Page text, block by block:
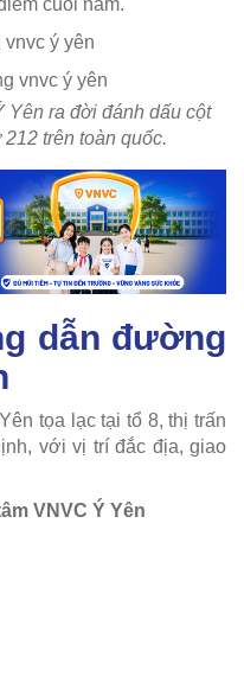
Yên ra đời đánh dấu cột
trên toàn quốc.
dẫn đường
tọa lạc tại tổ 8, thị trấn
với vị trí đắc địa, giao
VNVC Ý Yên